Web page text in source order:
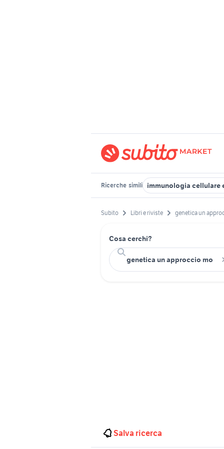
Ricerche simili immunologia cellulare
Subito Libri e riviste genetica un
Cosa cerchi?
Salva ricerca